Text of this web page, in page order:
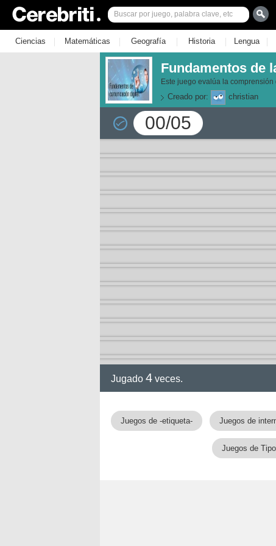
Ciencias | Matemáticas | Geografía | Historia | Lengua |
Fundamentos de
Este juego evalúa la
Creado por: christian
00/05
Jugado 4 veces.
Juegos de -etiqueta- Juegos de
Juegos de